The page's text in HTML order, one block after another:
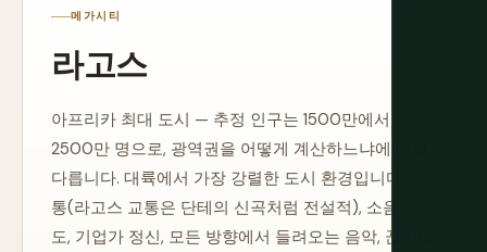
메가시티
라고스
아프리카 최대 도시 — 추정 인구는 1500만에서
2500만 명으로, 광역권을 어떻게 계산하느냐에 따라
다릅니다. 대륙에서 가장 강렬한 도시 환경입니다: 교
통(라고스 교통은 단테의 신곡처럼 전설적), 소음, 밀
도, 기업가 정신, 모든 방향에서 들려오는 음악, 끊임없